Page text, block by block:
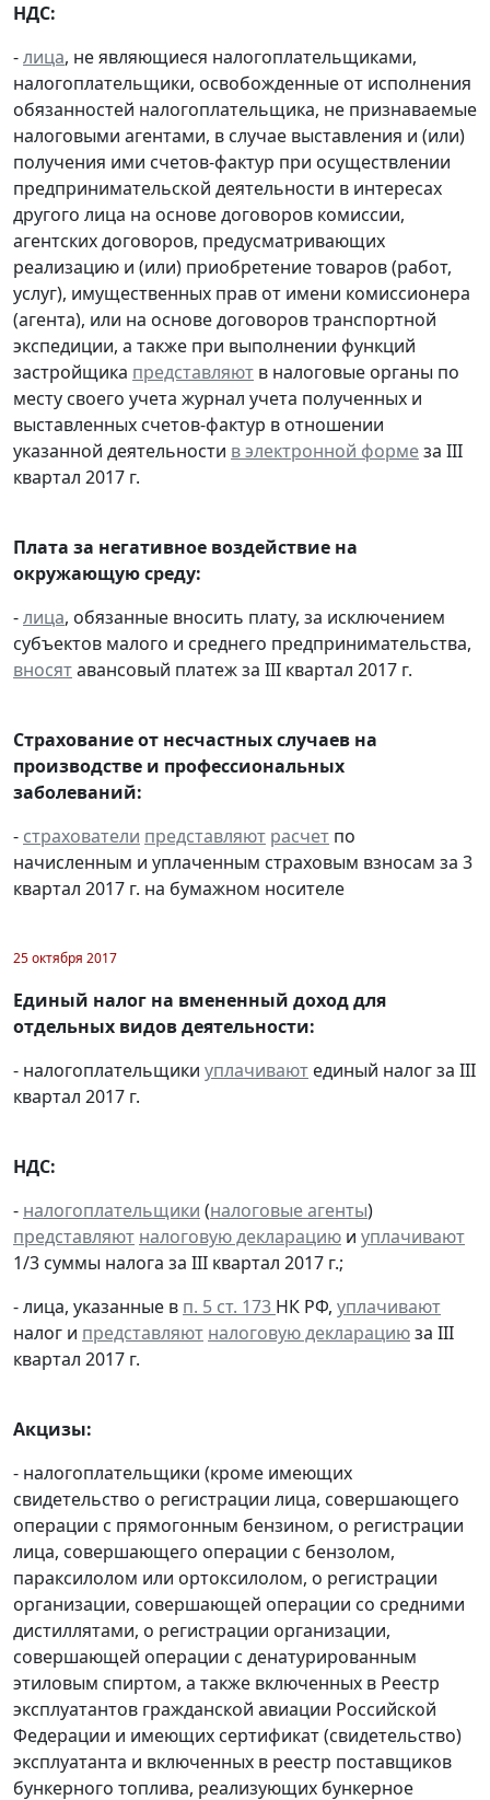
НДС:
-лица, не являющиеся налогоплательщиками,
налогоплательщики, освобожденные от исполнения
обязанностей налогоплательщика, не признаваемые
налоговыми агентами, в случае выставления и (или)
получения ими счетов-фактур при осуществлении
предпринимательской деятельности в интересах
другого лица на основе договоров комиссии,
агентских договоров, предусматривающих
реализацию и (или) приобретение товаров (работ,
услуг), имущественных прав от имени комиссионера
(агента), или на основе договоров транспортной
экспедиции, а также при выполнении функций
застройщика представляют в налоговые органы по
месту своего учета журнал учета полученных и
выставленных счетов-фактур в отношении
указанной деятельности в электронной формеза III
квартал 2017 г.
Плата за негативное воздействие на
окружающую среду:
-лица, обязанные вносить плату, за исключением
субъектов малого и среднего предпринимательства,
вносятавансовый платеж за III квартал 2017 г.
Страхование от несчастных случаев на
производстве и профессиональных
заболеваний:
- страхователи представляют расчет по
начисленным и уплаченным страховым взносам за 3
квартал 2017 г. на бумажном носителе
25 октября 2017
Единый налог на вмененный доход для
отдельных видов деятельности:
- налогоплательщики уплачивают единый налог за III
квартал 2017 г.
НДС:
- налогоплательщики (налоговые агенты)
представляют налоговую декларацию и уплачивают
1/3 суммы налога за III квартал 2017 г.;
- лица, указанные в п. 5 ст. 173 НК РФ, уплачивают
налог и представляют налоговую декларациюза III
квартал 2017 г.
Акцизы:
- налогоплательщики (кроме имеющих
свидетельство о регистрации лица, совершающего
операции с прямогонным бензином, о регистрации
лица, совершающего операции с бензолом,
параксилолом или ортоксилолом, о регистрации
организации, совершающей операции со средними
дистиллятами, о регистрации организации,
совершающей операции с денатурированным
этиловым спиртом, а также включенных в Реестр
эксплуатантов гражданской авиации Российской
Федерации и имеющих сертификат (свидетельство)
эксплуатанта и включенных в реестр поставщиков
бункерного топлива, реализующих бункерное